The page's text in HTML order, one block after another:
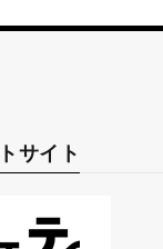
サイト